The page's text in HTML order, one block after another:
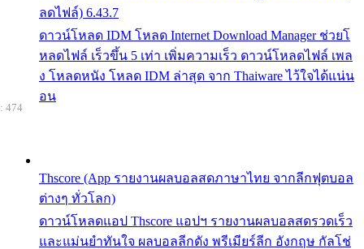
ลดไฟล์) 6.43.7
ดาวน์โหลด IDM โหลด Internet Download Manager ช่วยโ
หลดไฟล์ เร็วขึ้น 5 เท่า เพิ่มความเร็ว ดาวน์โหลดไฟล์ เพล
ง โหลดหนัง โหลด IDM ล่าสุด จาก Thaiware ไว้ใจได้แน่น
อน
Thscore (App รายงานผลบอลสดภาษาไทย จากลีกฟุตบอล
ต่างๆ ทั่วโลก)
ดาวน์โหลดแอป Thscore แอปฯ รายงานผลบอลสดรวดเร็ว
และแม่นยำทันใจ ผลบอลลีกดัง พรีเมียร์ลีก อังกฤษ กัลโช่
474